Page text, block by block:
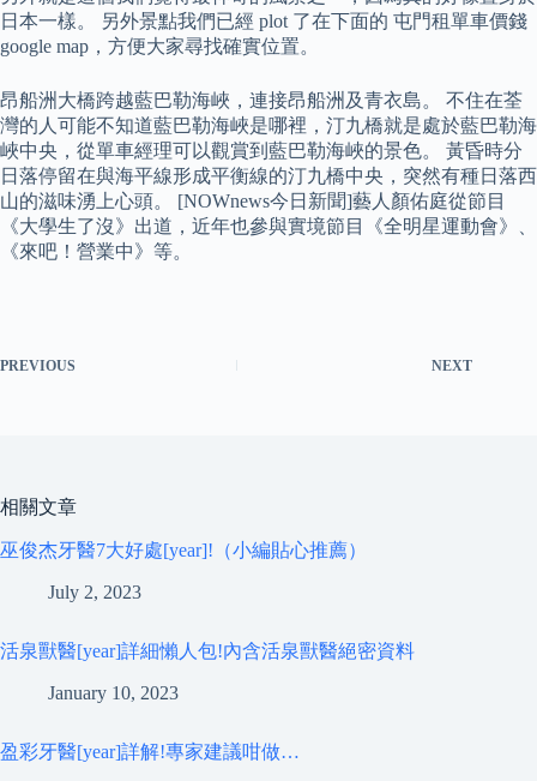
日本一樣。 另外景點我們已經 plot 了在下面的 屯門租單車價錢
google map，方便大家尋找確實位置。
昂船洲大橋跨越藍巴勒海峽，連接昂船洲及青衣島。 不住在荃
灣的人可能不知道藍巴勒海峽是哪裡，汀九橋就是處於藍巴勒海
峽中央，從單車經理可以觀賞到藍巴勒海峽的景色。 黃昏時分
日落停留在與海平線形成平衡線的汀九橋中央，突然有種日落西
山的滋味湧上心頭。 [NOWnews今日新聞]藝人顏佑庭從節目
《大學生了沒》出道，近年也參與實境節目《全明星運動會》、
《來吧！營業中》等。
PREVIOUS NEXT
相關文章
巫俊杰牙醫7大好處[year]!（小編貼心推薦）
July 2, 2023
活泉獸醫[year]詳細懶人包!內含活泉獸醫絕密資料
January 10, 2023
盈彩牙醫[year]詳解!專家建議咁做…